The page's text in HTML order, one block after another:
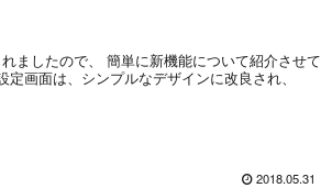
ましたので、 簡単に新機能について紹介させて
画面は、シンプルなデザインに改良され、
2018.05.31